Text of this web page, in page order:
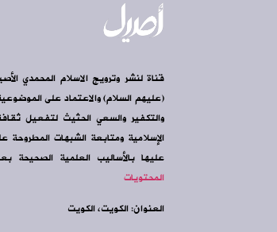
قناة لنشر وترويج الاسلام المحمدي
(عليهم السلام) والاعتماد على الموضوعية
والتكفير والسعي الحثيث لتفعيل
الإسلامية ومتابعة الشبهات
عليها بالأساليب العلمية الصحيحة
المحتويات
العنوان: الكويت، الكويت